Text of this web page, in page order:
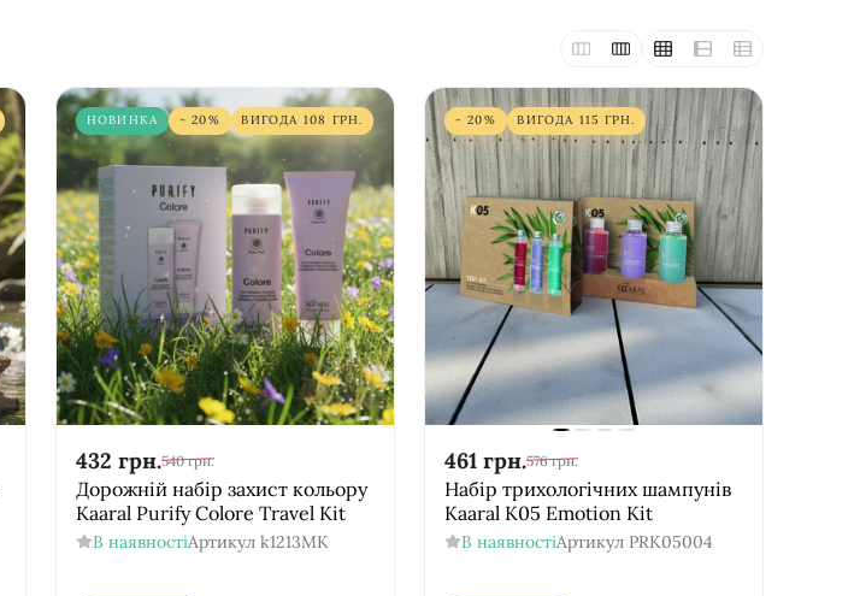
НОВИНКА - 20% ВИГОДА 108 ГРН.
432 грн.540 грн.
Дорожній набір захист кольору
Kaaral Purify Colore Travel Kit
В наявностіАртикул k1213MK
- 20% ВИГОДА 115 ГРН.
461 грн.576 грн.
Набір трихологічних шампунів
Kaaral K05 Emotion Kit
В наявностіАртикул PRK05004